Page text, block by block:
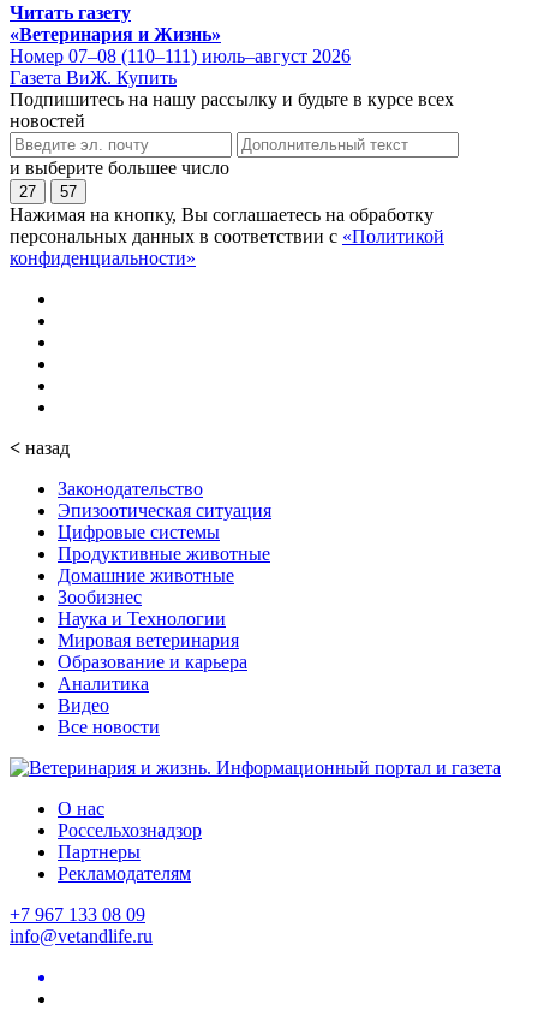
Читать газету
«Ветеринария и Жизнь»
Номер 07–08 (110–111) июль–август 2026
Газета ВиЖ. Купить
Подпишитесь на нашу рассылку и будьте в курсе всех
новостей
и выберите большее число
27 57
Нажимая на кнопку, Вы соглашаетесь на обработку
персональных данных в соответствии с «Политикой
конфиденциальности»
< назад
Законодательство
Эпизоотическая ситуация
Цифровые системы
Продуктивные животные
Домашние животные
Зообизнес
Наука и Технологии
Мировая ветеринария
Образование и карьера
Аналитика
Видео
Все новости
О нас
Россельхознадзор
Партнеры
Рекламодателям
+7 967 133 08 09
info@vetandlife.ru